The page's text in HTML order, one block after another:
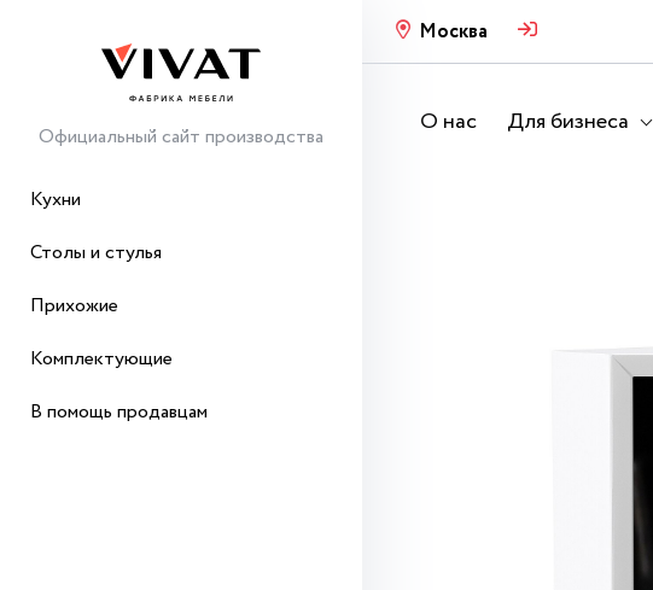
Официальный сайт производства
Кухни
Столы и стулья
Прихожие
Комплектующие
В помощь продавцам
Москва
О нас Для бизнеса